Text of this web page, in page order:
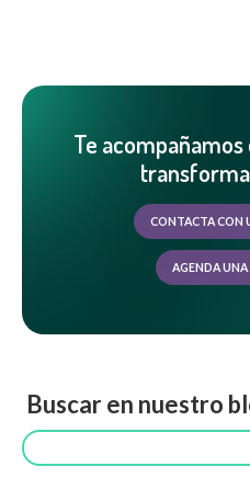
Te
CONTACTA CON
AGENDA
Buscar en nuestro